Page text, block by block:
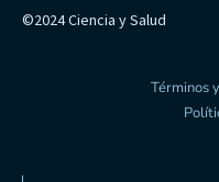
©2024 Ciencia y Salud
Términos